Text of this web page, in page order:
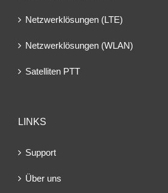
Netzwerklösungen (LTE)
Netzwerklösungen (WLAN)
Satelliten PTT
LINKS
Support
Über uns